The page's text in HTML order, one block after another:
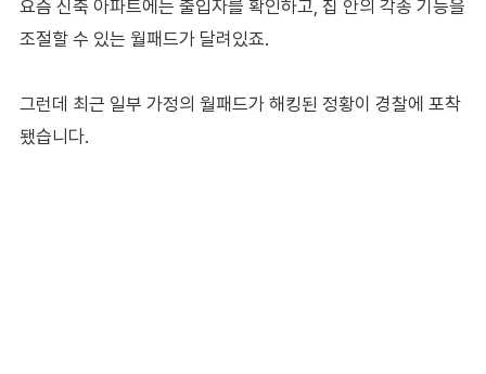
요즘 신축 아파트에는 출입자를 확인하고, 집 안의 각종 기능을
조절할 수 있는 월패드가 달려있죠.
그런데 최근 일부 가정의 월패드가 해킹된 정황이 경찰에 포착
됐습니다.